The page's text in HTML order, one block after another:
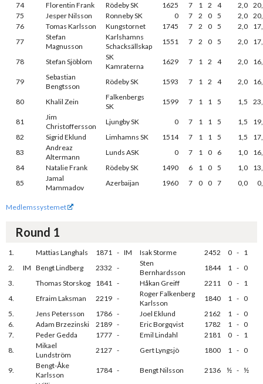
74
Florentin Frank Rödeby SK 1625 7 1 2 4 2,0
75
Jesper Nilsson Ronneby SK 0 7 2 0 5 2,0
76
Tomas Karlsson Kungstornet 1745 7 2 0 5 2,0
77
Stefan
Magnusson
Karlshamns
Schacksällskap
1551 7 2 0 5 2,0
78 Stefan Sjöblom
SK
Kamraterna
1629 7 1 2 4 2,0
79
Sebastian
Bengtsson
Rödeby SK 1593 7 1 2 4 2,0
80 Khalil Zein
Falkenbergs
SK
1599 7 1 1 5 1,5
81
Jim
Christoffersson
Ljungby SK 0 7 1 1 5 1,5
82
Sigrid Eklund Limhamns SK 1514 7 1 1 5 1,5
83
Andreaz
Altermann
Lunds ASK 0 7 1 0 6 1,0
84
Natalie Frank Rödeby SK 1490 6 1 0 5 1,0
85
Jamal
Mammadov
Azerbaijan 1960 7 0 0 7 0,0
Medlemssystemet
Round 1
1. Mattias Langhals 1871 - IM Isak Storme 2452 0 - 1
2.
IM Bengt Lindberg 2332 -
Sten
Bernhardsson
1844 1 - 0
3.
Thomas Storskog 1841 - Håkan Greiff 2211 0 - 1
4.
Efraim Laksman 2219 -
Roger Falkenberg
Karlsson
1840 1 - 0
5.
Jens Petersson 1786 - Joel Eklund 2162 1 - 0
6.
Adam Brzezinski 2189 - Eric Borgqvist 1782 1 - 0
7.
Peder Gedda 1777 - Emil Lindahl 2181 0 - 1
8.
Mikael
Lundström
2127 - Gert Lyngsjö 1800 1 - 0
9.
Bengt-Åke
Karlsson
1784 - Bengt Nilsson 2136 ½ - ½